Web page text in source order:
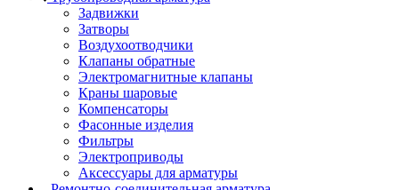
Задвижки
Затворы
Воздухоотводчики
Клапаны обратные
Электромагнитные клапаны
Краны шаровые
Компенсаторы
Фасонные изделия
Фильтры
Электроприводы
Аксессуары для арматуры